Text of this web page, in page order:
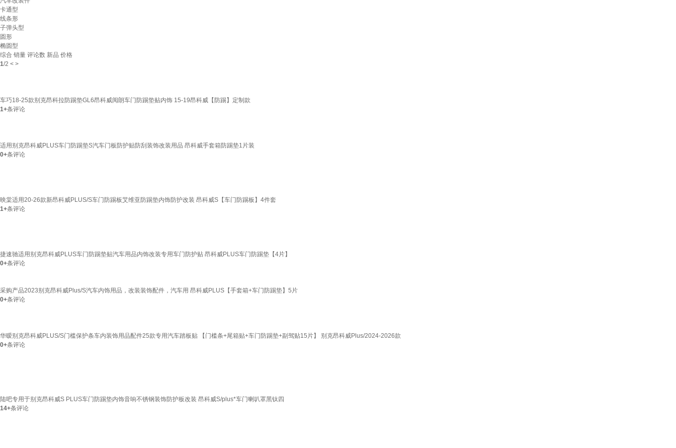
卡通型
线条形
子弹头型
圆形
椭圆型
综合 销量 评论数 新品 价格
1/2 < >
车巧18-25款别克昂科拉防踢垫GL6昂科威阅朗车门防踢垫贴内饰 15-19昂科威【防踢】定制款
1+条评论
适用别克昂科威PLUS车门防踢垫S汽车门板防护贴防刮装饰改装用品 昂科威手套箱防踢垫1片装
0+条评论
映棠适用20-26款新昂科威PLUS/S车门防踢板艾维亚防踢垫内饰防护改装 昂科威S【车门防踢板】4件套
1+条评论
捷速驰适用别克昂科威PLUS车门防踢垫贴汽车用品内饰改装专用车门防护贴 昂科威PLUS车门防踢垫【4片】
0+条评论
采购产品2023别克昂科威Plus/S汽车内饰用品，改装装饰配件，汽车用 昂科威PLUS【手套箱+车门防踢垫】5片
0+条评论
华暧别克昂科威PLUS/S门槛保护条车内装饰用品配件25款专用汽车踏板贴 【门槛条+尾箱贴+车门防踢垫+副驾贴15片】 别克昂科威Plus/2024-2026款
0+条评论
陆吧专用于别克昂科威S PLUS车门防踢垫内饰音响不锈钢装饰防护板改装 昂科威S/plus*车门喇叭罩黑钛四
14+条评论